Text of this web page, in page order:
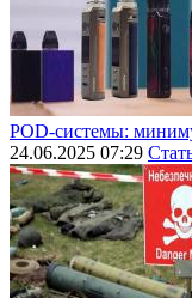
POD-системы:
24.06.2025 07:29